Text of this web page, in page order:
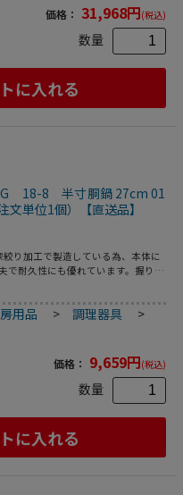
価格： 31,968円(税込)
数量
に入れる
18-8 半寸胴鍋 27cm 01
文単位1個）【直送品】
り加工で製造している為、本体に
で耐久性にも優れています。握りや
体の縁に引掛ける金具付き。●容
用品 >調理器具
>
価格： 9,659円(税込)
数量
に入れる